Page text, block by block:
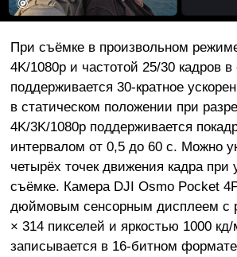
При съёмке в произвольном
4K/1080p и частотой 25/30 кадров в
поддерживается 30-кратное
в статическом положении при
4K/3K/1080p поддерживается
интервалом от 0,5 до 60 с. Можно
четырёх точек движения кадра при
съёмке. Камера DJI Osmo Pocket
дюймовым сенсорным дисплеем с
× 314 пикселей и яркостью 1000 кд/
записывается в 16-битном